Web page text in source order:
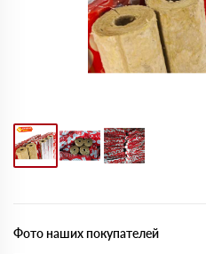
Фото наших покупателей